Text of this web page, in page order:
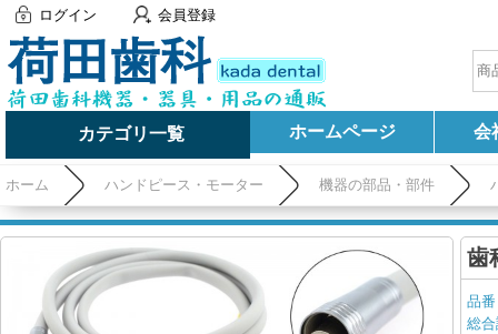
ログイン 会員登録
カテゴリ一覧 ホームページ 会
ホーム ハンドピース・モーター 機器の部品・部件
歯
品
総